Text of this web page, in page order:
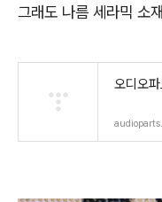
그래도 나름 세라믹 소
오디오